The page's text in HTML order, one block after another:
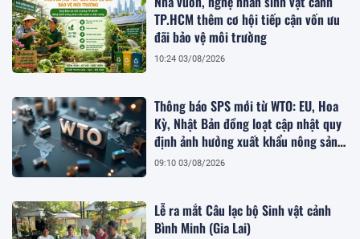
TP.HCM thêm cơ hội tiếp cận vốn ưu
đãi bảo vệ môi trường
10:24 03/08/2026
Thông báo SPS mới từ WTO: EU, Hoa
Kỳ, Nhật Bản đồng loạt cập nhật quy
định ảnh hưởng xuất khẩu nông sản
Việt
09:10 03/08/2026
Lễ ra mắt Câu lạc bộ Sinh vật cảnh
Bình Minh (Gia Lai)